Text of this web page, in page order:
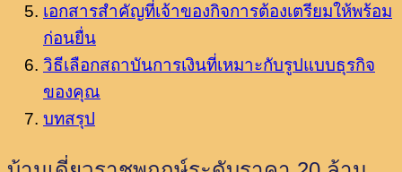
เอกสารสำคัญที่เจ้าของกิจการต้องเตรียมให้พร้อม
ก่อนยื่น
วิธีเลือกสถาบันการเงินที่เหมาะกับรูปแบบธุรกิจ
ของคุณ
บทสรุป